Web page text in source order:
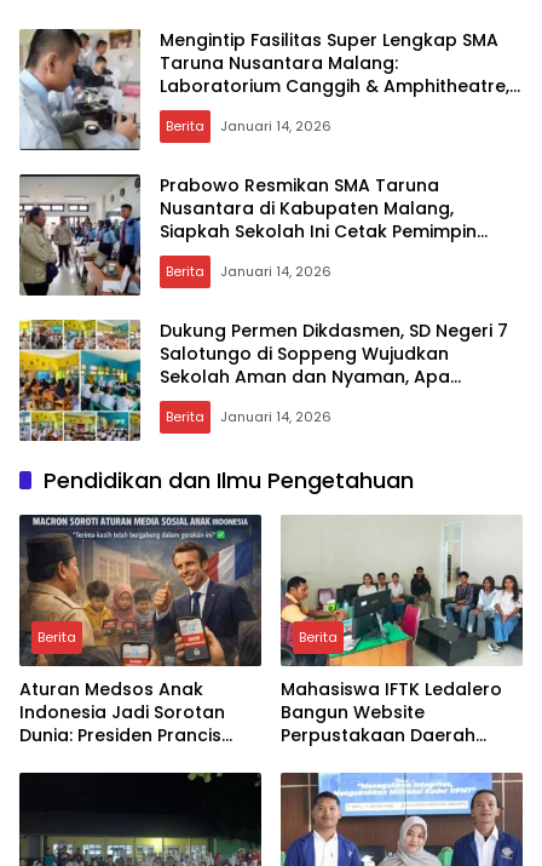
Peningkatan Signifikan
Terbongkar?
Mengintip Fasilitas Super Lengkap SMA
Taruna Nusantara Malang:
Laboratorium Canggih & Amphitheatre,
Apa Dampaknya ke Generasi Muda?
Berita Januari 14, 2026
Prabowo Resmikan SMA Taruna
Nusantara di Kabupaten Malang,
Siapkah Sekolah Ini Cetak Pemimpin
Unggul?
Berita Januari 14, 2026
Dukung Permen Dikdasmen, SD Negeri 7
Salotungo di Soppeng Wujudkan
Sekolah Aman dan Nyaman, Apa
Dampaknya untuk Siswa?
Berita Januari 14, 2026
Pendidikan dan Ilmu Pengetahuan
Berita
Aturan Medsos Anak
Indonesia Jadi Sorotan
Dunia: Presiden Prancis
Ucapkan Terima Kasih,
Generasi Digital?
Berita
Mahasiswa IFTK Ledalero
Bangun Website
Perpustakaan Daerah
Transformasi Digital
Layanan Publik Bisa
Dipercepat?